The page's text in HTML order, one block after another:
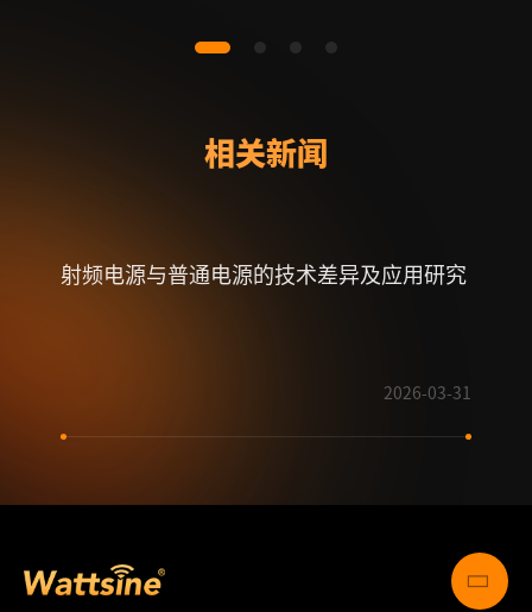
相关新闻
射频电源与普通电源的技术差异及应用研究
2026-03-31